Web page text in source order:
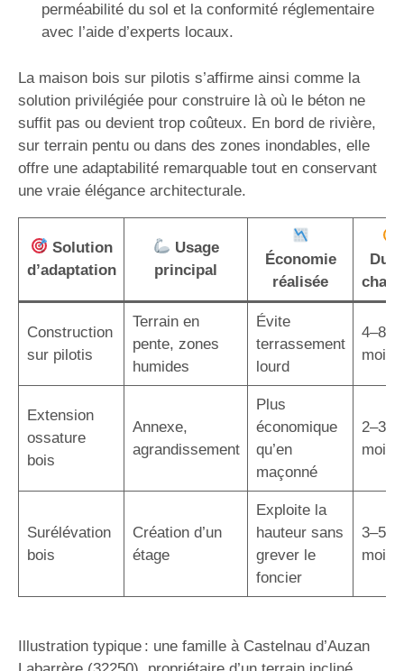
perméabilité du sol et la conformité réglementaire
avec l’aide d’experts locaux.
La maison bois sur pilotis s’affirme ainsi comme la
solution privilégiée pour construire là où le béton ne
suffit pas ou devient trop coûteux. En bord de rivière,
sur terrain pentu ou dans des zones inondables, elle
offre une adaptabilité remarquable tout en conservant
une vraie élégance architecturale.
Solution
d’adaptation
Usage
principal
Économie
réalisée
Construction
sur pilotis
Terrain en
pente, zones
humides
Évite
terrassement
lourd
4–8
mois
Extension
ossature
bois
Annexe,
agrandissement
Plus
économique
qu’en
maçonné
2–3
mois
Surélévation
bois
Création d’un
étage
Exploite la
hauteur sans
grever le
foncier
3–5
mois
Illustration typique : une famille à Castelnau d’Auzan